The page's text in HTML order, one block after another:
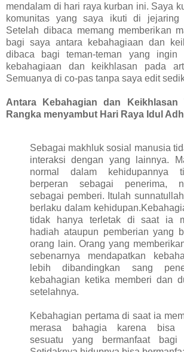
mendalam di hari raya kurban ini. Saya
komunitas yang saya ikuti di jejaring
Setelah dibaca memang memberikan
bagi saya antara kebahagiaan dan
dibaca bagi teman-teman yang ingin
kebahagiaan dan keikhlasan pada
Semuanya di co-pas tanpa saya edit
Antara Kebahagian dan Keikhlasan
Rangka menyambut Hari Raya Idul
Sebagai makhluk sosial manusia
interaksi dengan yang lainnya.
normal dalam kehidupannya
berperan sebagai penerima,
sebagai pemberi. Itulah
berlaku dalam
tidak hanya terletak di saat ia
hadiah ataupun pemberian yang
orang lain. Orang yang
sebenarnya mendapatkan
lebih dibandingkan sang
kebahagian ketika memberi dan
setelahnya.
Kebahagian pertama di saat ia
merasa bahagia karena bisa
sesuatu yang bermanfaat